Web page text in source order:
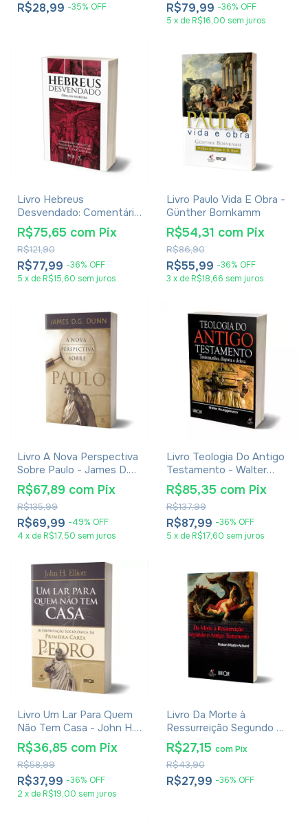
R$28,99 -35% OFF R$79,99 -36% OFF
5 x de R$16,00 sem juros
Livro Hebreus
Desvendado: Comentário
Exegético e Teológico
Verso a Verso - Capítulos
1 a 6 - Odilon Moreira
R$77,99 -36% OFF
R$121,90
R$75,65 com Pix
5 x de R$15,60 sem juros
Livro Paulo Vida E Obra -
Günther Bornkamm
R$55,99 -36% OFF
R$86,90
R$54,31 com Pix
3 x de R$18,66 sem juros
Livro A Nova Perspectiva
Sobre Paulo - James D.G.
Dunn
R$69,99 -49% OFF
R$135,99
R$67,89 com Pix
4 x de R$17,50 sem juros
Livro Teologia Do Antigo
Testamento - Walter
Brueggemann
R$87,99 -36% OFF
R$137,99
R$85,35 com Pix
5 x de R$17,60 sem juros
Livro Um Lar Para Quem
Não Tem Casa - John H.
Elliott
R$37,99 -36% OFF
R$58,99
R$36,85 com Pix
2 x de R$19,00 sem juros
Livro Da Morte à
Ressurreição Segundo O
Antigo Testamento -
Robert Martin-Achard
R$27,99 -36% OFF
R$43,90
R$27,15 com Pix